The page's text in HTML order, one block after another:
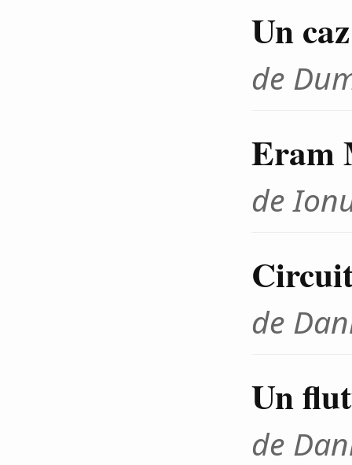
Un
de
Eram
de
de
Un
de